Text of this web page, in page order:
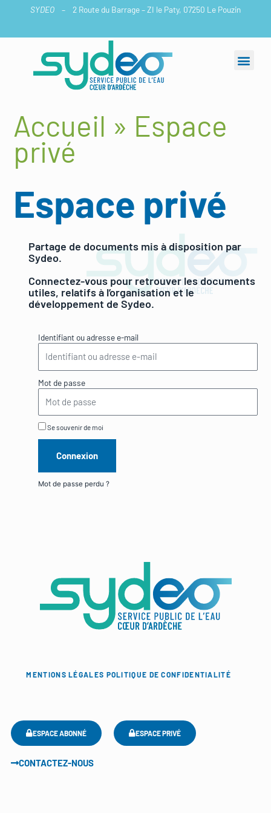
SYDEO – 2 Route du Barrage – ZI le Paty, 07250 Le Pouzin
Accueil » Espace
privé
Espace privé
Partage de documents mis à disposition par
Sydeo.
Connectez-vous pour retrouver les documents
utiles, relatifs à l’organisation et le
développement de Sydeo.
Identifiant ou adresse e-mail
Mot de passe
Se souvenir de moi
Connexion
Mot de passe perdu ?
MENTIONS LÉGALES POLITIQUE DE CONFIDENTIALITÉ
ESPACE ABONNÉ ESPACE PRIVÉ
CONTACTEZ-NOUS